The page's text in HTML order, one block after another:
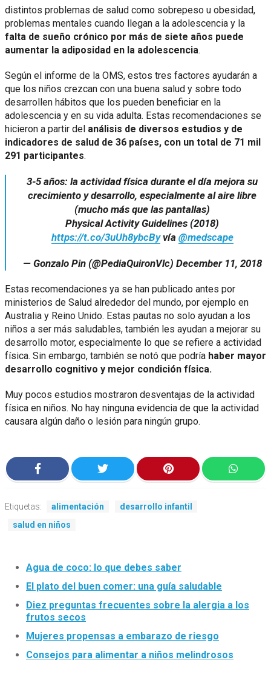
distintos problemas de salud como sobrepeso u obesidad,
problemas mentales cuando llegan a la adolescencia y la
falta de sueño crónico por más de siete años puede
aumentar la adiposidad en la adolescencia.
Según el informe de la OMS, estos tres factores ayudarán a
que los niños crezcan con una buena salud y sobre todo
desarrollen hábitos que los pueden beneficiar en la
adolescencia y en su vida adulta. Estas recomendaciones se
hicieron a partir del análisis de diversos estudios y de
indicadores de salud de 36 países, con un total de 71 mil
291 participantes.
3-5 años: la actividad física durante el día mejora su
crecimiento y desarrollo, especialmente al aire libre
(mucho más que las pantallas)
Physical Activity Guidelines (2018)
https://t.co/3uUh8ybcByvía @medscape
— Gonzalo Pin (@PediaQuironVlc) December 11, 2018
Estas recomendaciones ya se han publicado antes por
ministerios de Salud alrededor del mundo, por ejemplo en
Australia y Reino Unido. Estas pautas no solo ayudan a los
niños a ser más saludables, también les ayudan a mejorar su
desarrollo motor, especialmente lo que se refiere a actividad
física. Sin embargo, también se notó que podría haber mayor
desarrollo cognitivo y mejor condición física.
Muy pocos estudios mostraron desventajas de la actividad
física en niños. No hay ninguna evidencia de que la actividad
causara algún daño o lesión para ningún grupo.
Etiquetas: alimentación
desarrollo infantil
salud en niños
Agua de coco: lo que debes saber
El plato del buen comer: una guía saludable
Diez preguntas frecuentes sobre la alergia a los
frutos secos
Mujeres propensas a embarazo de riesgo
Consejos para alimentar a niños melindrosos